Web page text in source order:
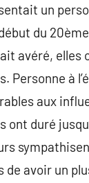
un
du
avéré,
Personne à
aux
duré
avoir un